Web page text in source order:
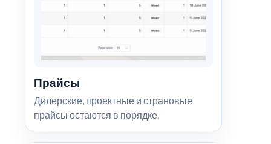
Прайсы
Дилерские, проектные и страновые
прайсы остаются в порядке.